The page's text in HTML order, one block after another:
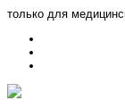
только для